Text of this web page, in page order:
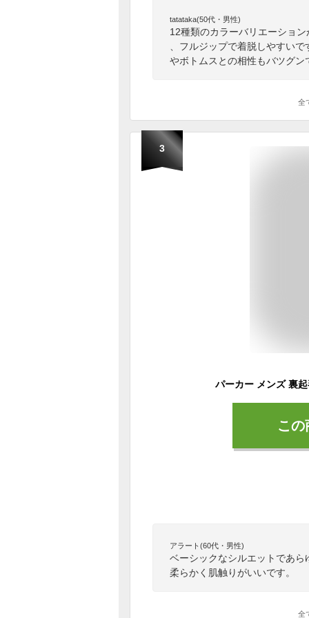
tatataka(50代・男性)
12種類のカラーバリエーショ
、フルジップで着脱しやすい
やボトムスとの相性もバツグン
全
3
こ
アラート(60代・男性)
ベーシックなシルエットであ
柔らかく肌触りがいいです。
全